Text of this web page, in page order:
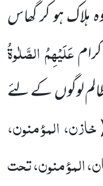
ہلاک ہو کر گھاس
عَلَیْہِمُ الصَّلٰوۃُ
لوگوںکے لئے
خازن، المؤمنون،
المؤمنون، تحت